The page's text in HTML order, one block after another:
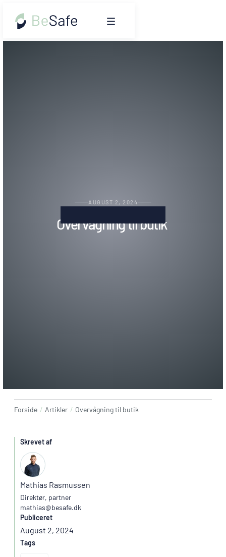
AUGUST 2, 2024
Overvågning til butik
Forside / Artikler / Overvågning til butik
Skrevet af
Mathias Rasmussen
Direktør, partner
mathias@besafe.dk
Publiceret
August 2, 2024
Tags